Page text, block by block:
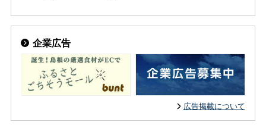
企業広告
広告掲載について